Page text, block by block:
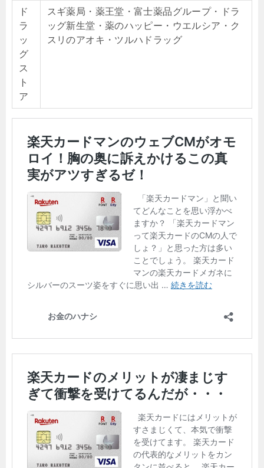
ド
ラ
ッ
グ
ス
ト
ア
スギ薬局・薬王堂・富士薬品グループ・ドラ
ッグ新生堂・薬のハッピー・ウエルシア・ク
スリのアオキ・ツルハドラッグ